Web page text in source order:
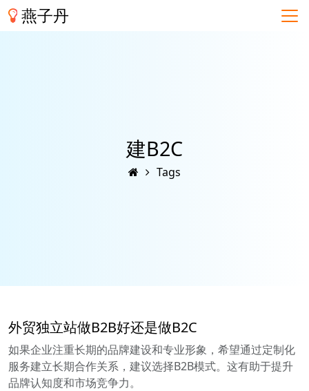
燕子丹
建B2C
Tags
外贸独立站做B2B好还是做B2C
如果企业注重长期的品牌建设和专业形象，希望通过定制化
服务建立长期合作关系，建议选择B2B模式。这有助于提升
品牌认知度和市场竞争力。